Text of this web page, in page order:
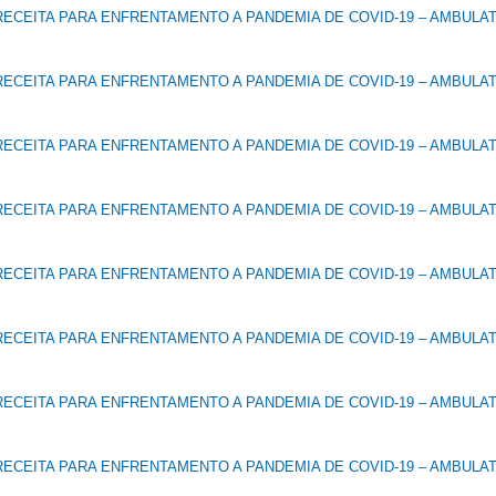
PARA ENFRENTAMENTO A PANDEMIA DE COVID-19 –
PARA ENFRENTAMENTO A PANDEMIA DE COVID-19 –
PARA ENFRENTAMENTO A PANDEMIA DE COVID-19 –
PARA ENFRENTAMENTO A PANDEMIA DE COVID-19 –
PARA ENFRENTAMENTO A PANDEMIA DE COVID-19 –
PARA ENFRENTAMENTO A PANDEMIA DE COVID-19 –
PARA ENFRENTAMENTO A PANDEMIA DE COVID-19 –
PARA ENFRENTAMENTO A PANDEMIA DE COVID-19 –